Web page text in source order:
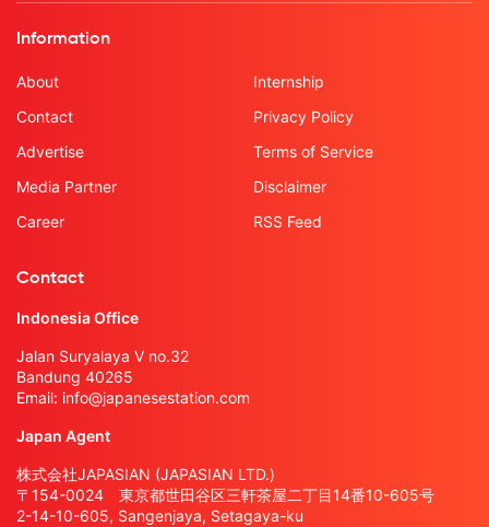
Information
About
Contact
Advertise
Media Partner
Career
Internship
Privacy Policy
Terms of Service
Disclaimer
RSS Feed
Contact
Indonesia Office
Jalan Suryalaya V no.32
Bandung 40265
Email: info@japanesestation.com
Japan Agent
株式会社JAPASIAN (JAPASIAN LTD.)
〒154-0024 東京都世田谷区三軒茶屋二丁目14番10-605号
2-14-10-605, Sangenjaya, Setagaya-ku